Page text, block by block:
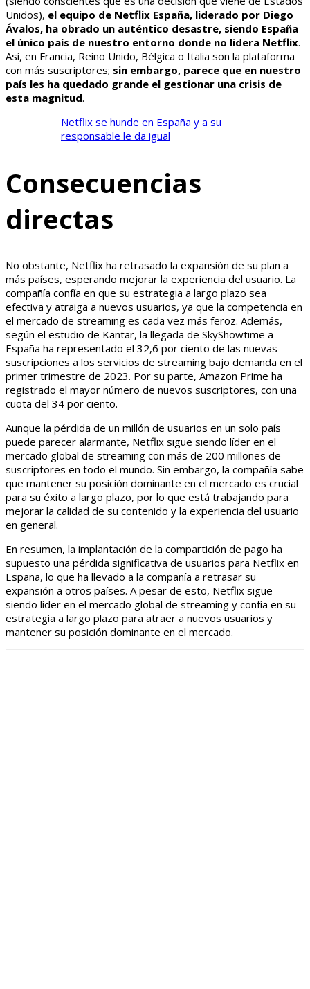
Unidos), el equipo de Netflix España, liderado por Diego
Ávalos, ha obrado un auténtico desastre, siendo España
el único país de nuestro entorno donde no lidera Netflix.
Así, en Francia, Reino Unido, Bélgica o Italia son la plataforma
con más suscriptores; sin embargo, parece que en nuestro
país les ha quedado grande el gestionar una crisis de
esta magnitud.
Netflix se hunde en España y a su
responsable le da igual
Consecuencias
directas
No obstante, Netflix ha retrasado la expansión de su plan a
más países, esperando mejorar la experiencia del usuario. La
compañía confía en que su estrategia a largo plazo sea
efectiva y atraiga a nuevos usuarios, ya que la competencia en
el mercado de streaming es cada vez más feroz. Además,
según el estudio de Kantar, la llegada de SkyShowtime a
España ha representado el 32,6 por ciento de las nuevas
suscripciones a los servicios de streaming bajo demanda en el
primer trimestre de 2023. Por su parte, Amazon Prime ha
registrado el mayor número de nuevos suscriptores, con una
cuota del 34 por ciento.
Aunque la pérdida de un millón de usuarios en un solo país
puede parecer alarmante, Netflix sigue siendo líder en el
mercado global de streaming con más de 200 millones de
suscriptores en todo el mundo. Sin embargo, la compañía sabe
que mantener su posición dominante en el mercado es crucial
para su éxito a largo plazo, por lo que está trabajando para
mejorar la calidad de su contenido y la experiencia del usuario
en general.
En resumen, la implantación de la compartición de pago ha
supuesto una pérdida significativa de usuarios para Netflix en
España, lo que ha llevado a la compañía a retrasar su
expansión a otros países. A pesar de esto, Netflix sigue
siendo líder en el mercado global de streaming y confía en su
estrategia a largo plazo para atraer a nuevos usuarios y
mantener su posición dominante en el mercado.